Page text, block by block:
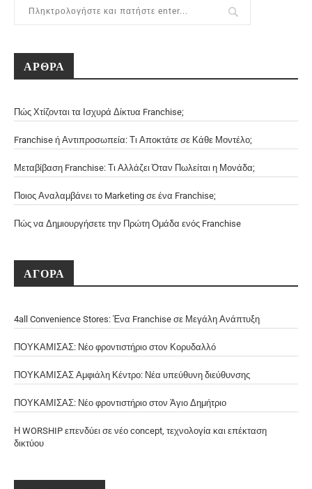
ΑΡΘΡΑ
Πώς Χτίζονται τα Ισχυρά Δίκτυα Franchise;
Franchise ή Αντιπροσωπεία: Τι Αποκτάτε σε Κάθε Μοντέλο;
Μεταβίβαση Franchise: Τι Αλλάζει Όταν Πωλείται η Μονάδα;
Ποιος Αναλαμβάνει το Marketing σε ένα Franchise;
Πώς να Δημιουργήσετε την Πρώτη Ομάδα ενός Franchise
ΑΓΟΡΑ
4all Convenience Stores: Ένα Franchise σε Μεγάλη Ανάπτυξη
ΠΟΥΚΑΜΙΣΑΣ: Νέο φροντιστήριο στον Κορυδαλλό
ΠΟΥΚΑΜΙΣΑΣ Αμφιάλη Κέντρο: Νέα υπεύθυνη διεύθυνσης
ΠΟΥΚΑΜΙΣΑΣ: Νέο φροντιστήριο στον Άγιο Δημήτριο
Η WORSHIP επενδύει σε νέο concept, τεχνολογία και επέκταση
δικτύου